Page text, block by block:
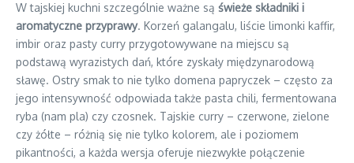
W tajskiej kuchni szczególnie ważne są świeże składniki i
aromatyczne przyprawy. Korzeń galangalu, liście limonki kaffir,
imbir oraz pasty curry przygotowywane na miejscu są
podstawą wyrazistych dań, które zyskały międzynarodową
sławę. Ostry smak to nie tylko domena papryczek – często za
jego intensywność odpowiada także pasta chili, fermentowana
ryba (nam pla) czy czosnek. Tajskie curry – czerwone, zielone
czy żółte – różnią się nie tylko kolorem, ale i poziomem
pikantności, a każda wersja oferuje niezwykłe połączenie